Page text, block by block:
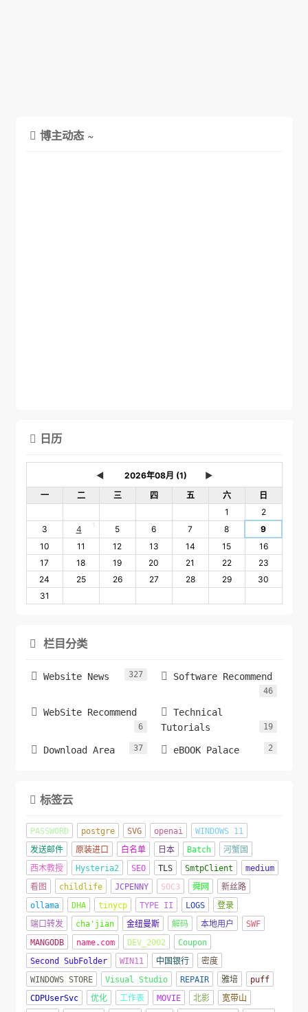
 博主动态 ~
 日历
◄
►
一
二 三 四 五 六
日
1
2
3
4 1 5 6 7 8
9
10
11 12 13 14 15
16
17
18 19 20 21 22
23
24
25 26 27 28 29
30
31
 栏目分类
 Website News 327  Software Recommend
46
 WebSite Recommend
6

Technical
Tutorials
19
 Download Area 37  eBOOK Palace 2
 标签云
PASSWORD postgre SVG openai
WINDOWS 11
发送邮件
原装进口 白名单 日本 Batch
河蟹国
西木教授
Hysteria2 SEO TLS SmtpClient
medium
看图
childlife JCPENNY SOC3 舜网
新丝路
ollama
DHA tinycp TYPE II LOGS
登录
端口转发
cha'jian 金纽曼斯 解码 本地用户
SWF
MANGODB
name.com DEV_2002
Coupon
Second SubFolder
WIN11 中国银行
密度
WINDOWS STORE
Visual Studio REPAIR 雅培
puff
CDPUserSvc
优化 工作表 MOVIE 北影
宽带山